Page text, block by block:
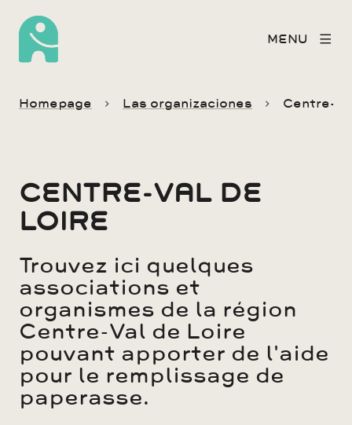
MENU
Homepage Las organizaciones Centre-
CENTRE-VAL DE
LOIRE
Trouvez ici quelques
associations et
organismes de la région
Centre-Val de Loire
pouvant apporter de l'aide
pour le remplissage de
paperasse.